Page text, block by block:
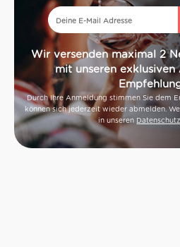
Wir versenden maximal 2
mit unseren
Durch Ihre Anmeldung stimmen Sie dem
können sich jederzeit wieder abmelden.
in unseren